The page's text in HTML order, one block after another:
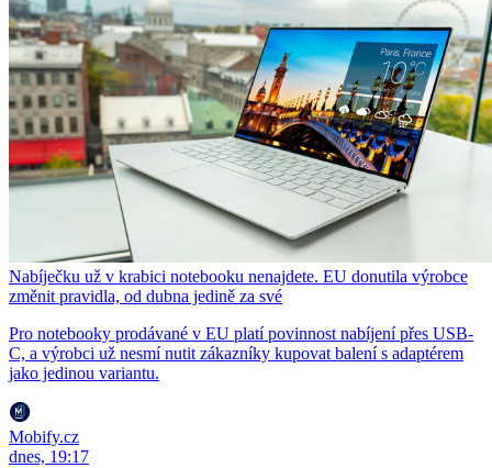
Nabíječku už v krabici notebooku nenajdete. EU donutila výrobce
změnit pravidla, od dubna jedině za své
Pro notebooky prodávané v EU platí povinnost nabíjení přes USB-
C, a výrobci už nesmí nutit zákazníky kupovat balení s adaptérem
jako jedinou variantu.
Mobify.cz
dnes, 19:17